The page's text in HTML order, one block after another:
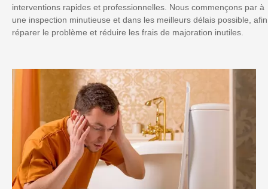
interventions rapides et professionnelles. Nous commençons par à
une inspection minutieuse et dans les meilleurs délais possible, afin
réparer le problème et réduire les frais de majoration inutiles.